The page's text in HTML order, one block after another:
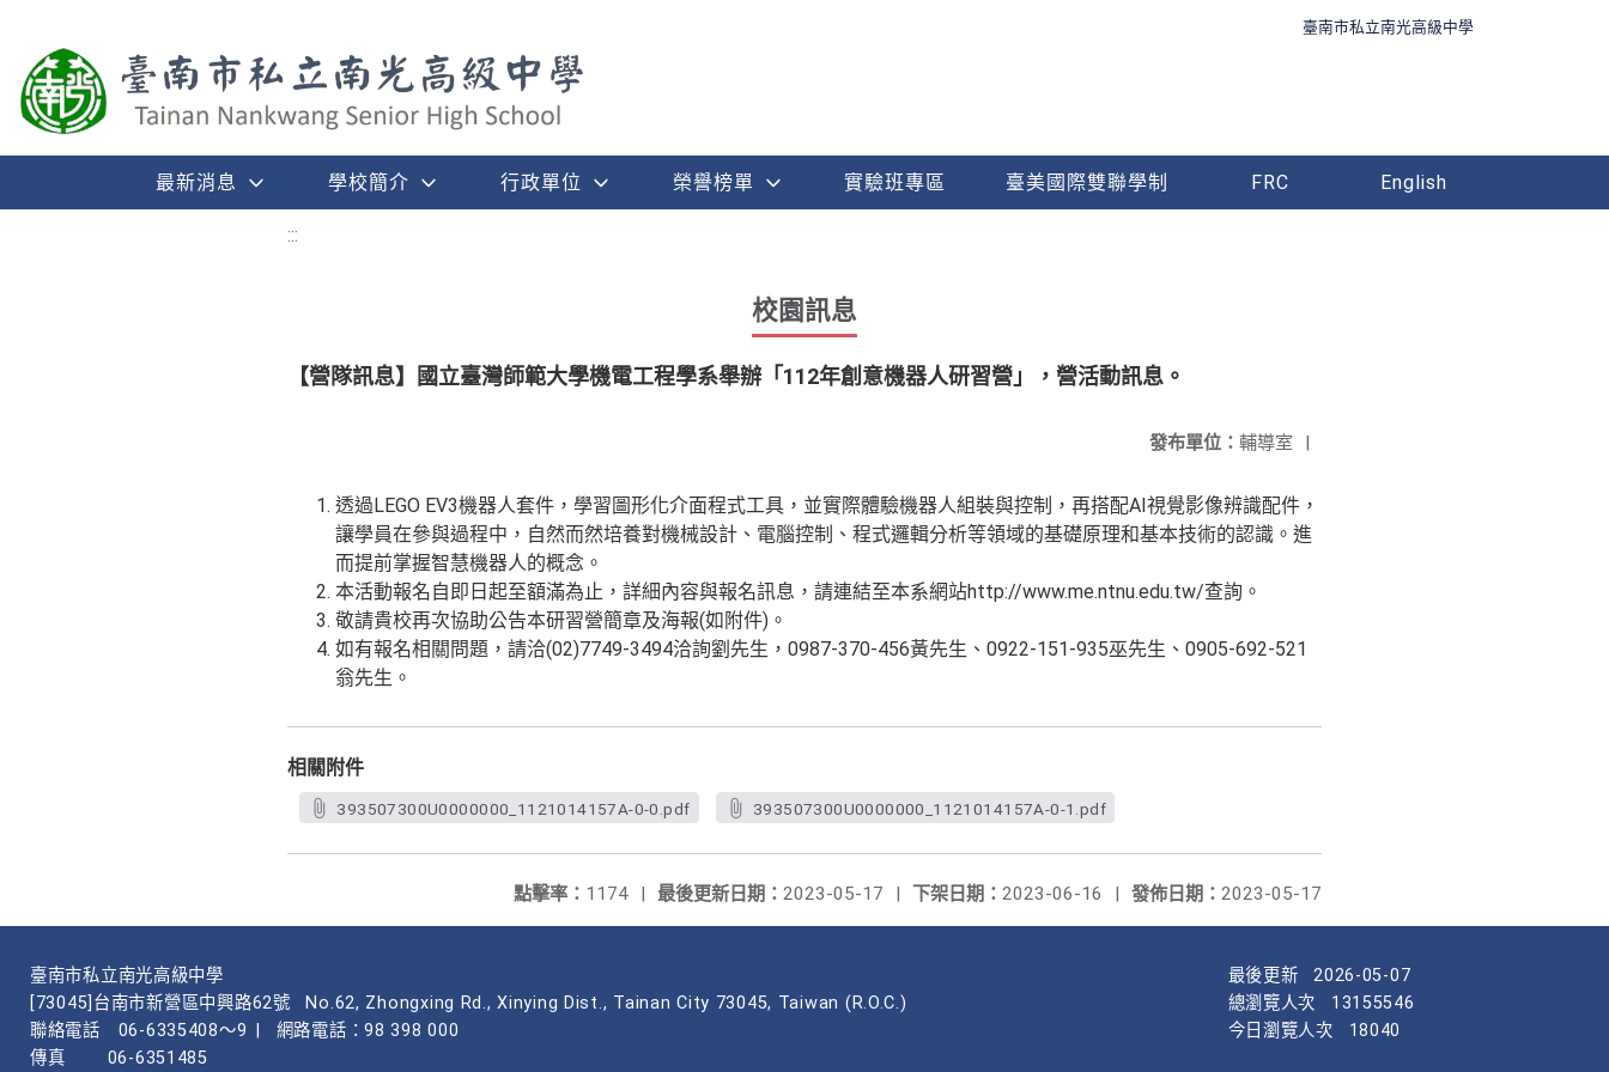
臺南市私立南光高級中學
最新消息 學校簡介 行政單位 榮譽榜單 實驗班專區 臺美國際雙聯學制 FRC English
:::
校園訊息
【營隊訊息】國立臺灣師範大學機電工程學系舉辦「112年創意機器人研習營」，營活動訊息。
發布單位： 輔導室 |
透過LEGO EV3機器人套件，學習圖形化介面程式工具，並實際體驗機器人組裝與控制，再搭配AI視覺影像辨識配件，
讓學員在參與過程中，自然而然培養對機械設計、電腦控制、程式邏輯分析等領域的基礎原理和基本技術的認識。進
而提前掌握智慧機器人的概念。
本活動報名自即日起至額滿為止，詳細內容與報名訊息，請連結至本系網站http://www.me.ntnu.edu.tw/查詢。
敬請貴校再次協助公告本研習營簡章及海報(如附件)。
如有報名相關問題，請洽(02)7749-3494洽詢劉先生，0987-370-456黃先生、0922-151-935巫先生、0905-692-521
翁先生。
相關附件
393507300U0000000_1121014157A-0-0.pdf 393507300U0000000_1121014157A-0-1.pdf
發佈日期： 2023-05-17
下架日期： 2023-06-16 |
最後更新日期： 2023-05-17 |
點擊率： 1174 |
臺南市私立南光高級中學
[73045]台南市新營區中興路62號
No.62, Zhongxing Rd., Xinying Dist., Tainan City 73045, Taiwan (R.O.C.)
聯絡電話
06-6335408～9
網路電話：98 398 000
傳真
06-6351485
最後更新
2026-05-07
總瀏覽人次
13155546
今日瀏覽人次
18040